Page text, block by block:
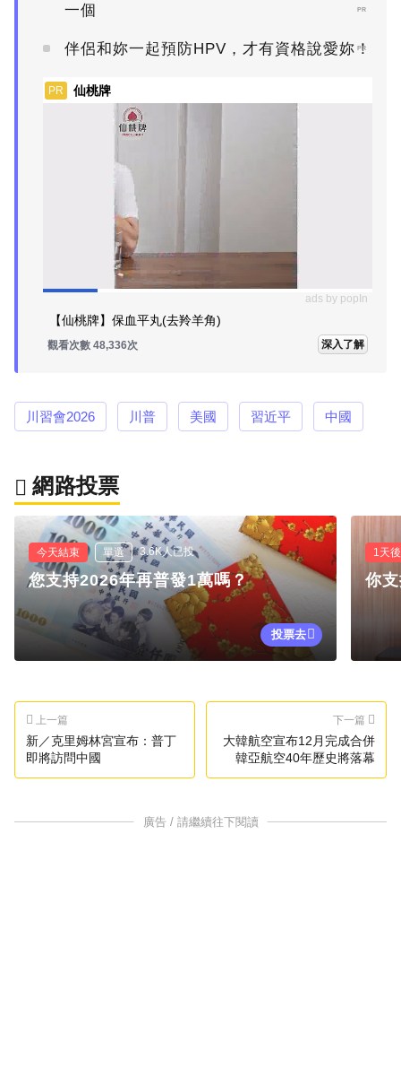
一個
PR
伴侶和妳一起預防HPV，才有資格說愛妳！
PR
PR 仙桃牌
ads by popIn
【仙桃牌】保血平丸(去羚羊角)
觀看次數 48,336次 深入了解
川習會2026 川普 美國 習近平 中國
網路投票
今天結束 單選 3.6K人已投
您支持2026年再普發1萬嗎？
投票去
1天
你
上一篇
新／克里姆林宮宣布：普丁
即將訪問中國
下一篇
大韓航空宣布12月完成合併
韓亞航空40年歷史將落幕
廣告 / 請繼續往下閱讀